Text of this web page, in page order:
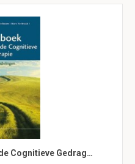
Cognitieve Gedrag…